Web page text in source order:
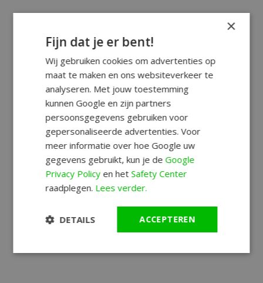
×
Fijn dat je er bent!
Wij gebruiken cookies om advertenties op
maat te maken en ons websiteverkeer te
analyseren. Met jouw toestemming
kunnen Google en zijn partners
persoonsgegevens gebruiken voor
gepersonaliseerde advertenties. Voor
meer informatie over hoe Google uw
gegevens gebruikt, kun je deGoogle
Privacy Policyen hetSafety Center
raadplegen. Lees verder.
ACCEPTEREN
DETAILS